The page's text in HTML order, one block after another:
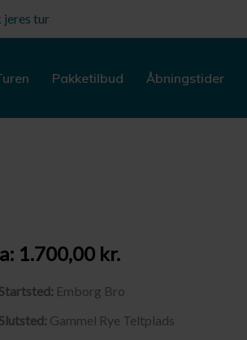
jeres tur
Pakketilbud Åbningstider
1.700,00 kr.
Startsted: Emborg Bro
Slutsted: Gammel Rye Teltplads